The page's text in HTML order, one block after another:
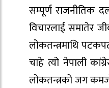
सम्पूर्ण राजनीतिक
विचारलाई समातेर
लोकतन्त्रमाथि
चाहे त्यो नेपाली
लोकतन्त्रको जग